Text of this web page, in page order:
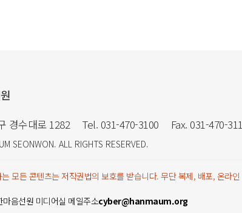
경수대로 1282 Tel. 031-470-3100 Fax. 031-470-
SEONWON. ALL RIGHTS RESERVED.
모든 콘텐츠는 저작권법의 보호를 받습니다. 무단 복제, 배포, 온라
마음선원 미디어실 메일주소cyber@hanmaum.org